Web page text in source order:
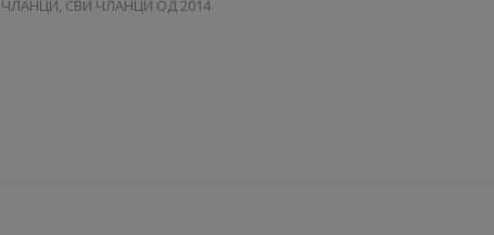
ЧЛАНЦИ, СВИ ЧЛАНЦИ ОД 2014